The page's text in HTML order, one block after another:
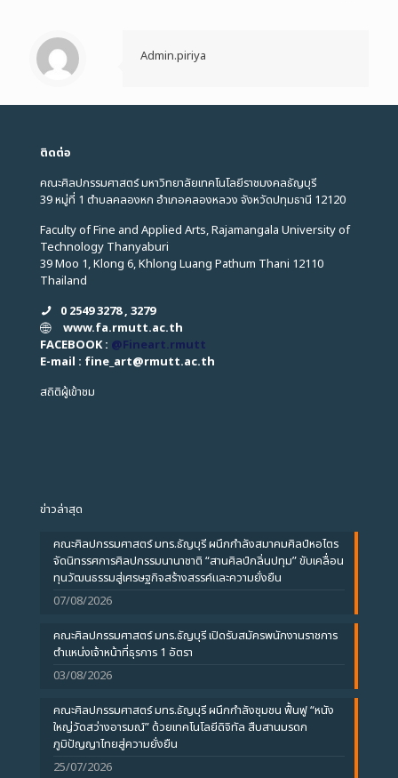
Admin.piriya
ติดต่อ
คณะศิลปกรรมศาสตร์ มหาวิทยาลัยเทคโนโลยีราชมงคลธัญบุรี
39 หมู่ที่ 1 ตำบลคลองหก อำเภอคลองหลวง จังหวัดปทุมธานี 12120
Faculty of Fine and Applied Arts, Rajamangala University of
Technology Thanyaburi
39 Moo 1, Klong 6, Khlong Luang Pathum Thani 12110
Thailand
0 2549 3278 , 3279
www.fa.rmutt.ac.th
FACEBOOK : @Fineart.rmutt
E-mail : fine_art@rmutt.ac.th
สถิติผู้เข้าชม
ข่าวล่าสุด
คณะศิลปกรรมศาสตร์ มทร.ธัญบุรี ผนึกกำลังสมาคมศิลป์หอไตร
จัดนิทรรศการศิลปกรรมนานาชาติ “สานศิลป์กลิ่นปทุม” ขับเคลื่อน
ทุนวัฒนธรรมสู่เศรษฐกิจสร้างสรรค์และความยั่งยืน
07/08/2026
คณะศิลปกรรมศาสตร์ มทร.ธัญบุรี เปิดรับสมัครพนักงานราชการ
ตำแหน่งเจ้าหน้าที่ธุรการ 1 อัตรา
03/08/2026
คณะศิลปกรรมศาสตร์ มทร.ธัญบุรี ผนึกกำลังชุมชน ฟื้นฟู “หนัง
ใหญ่วัดสว่างอารมณ์” ด้วยเทคโนโลยีดิจิทัล สืบสานมรดก
ภูมิปัญญาไทยสู่ความยั่งยืน
25/07/2026